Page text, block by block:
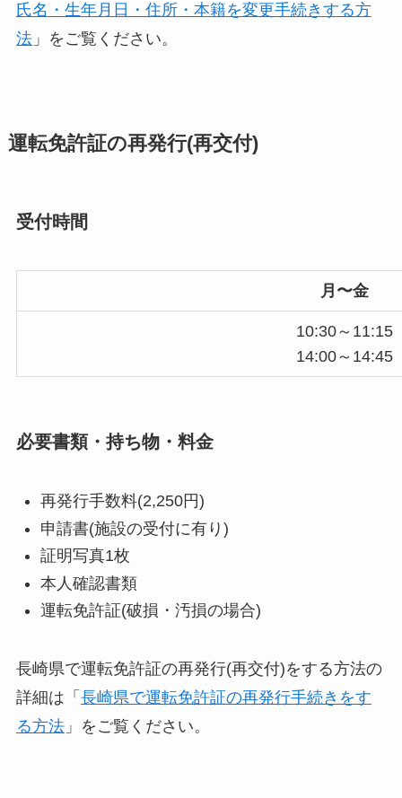
氏名・生年月日・住所・本籍を変更手続きする方
法」をご覧ください。
運転免許証の再発行(再交付)
受付時間
月〜金
10:30～11:15
14:00～14:45
必要書類・持ち物・料金
再発行手数料(2,250円)
申請書(施設の受付に有り)
証明写真1枚
本人確認書類
運転免許証(破損・汚損の場合)
長崎県で運転免許証の再発行(再交付)をする方法の
詳細は「 長崎県で運転免許証の再発行手続きをす
る方法」をご覧ください。